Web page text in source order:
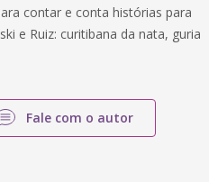
contar e conta histórias para
e Ruiz: curitibana da nata, guria
Fale com o autor